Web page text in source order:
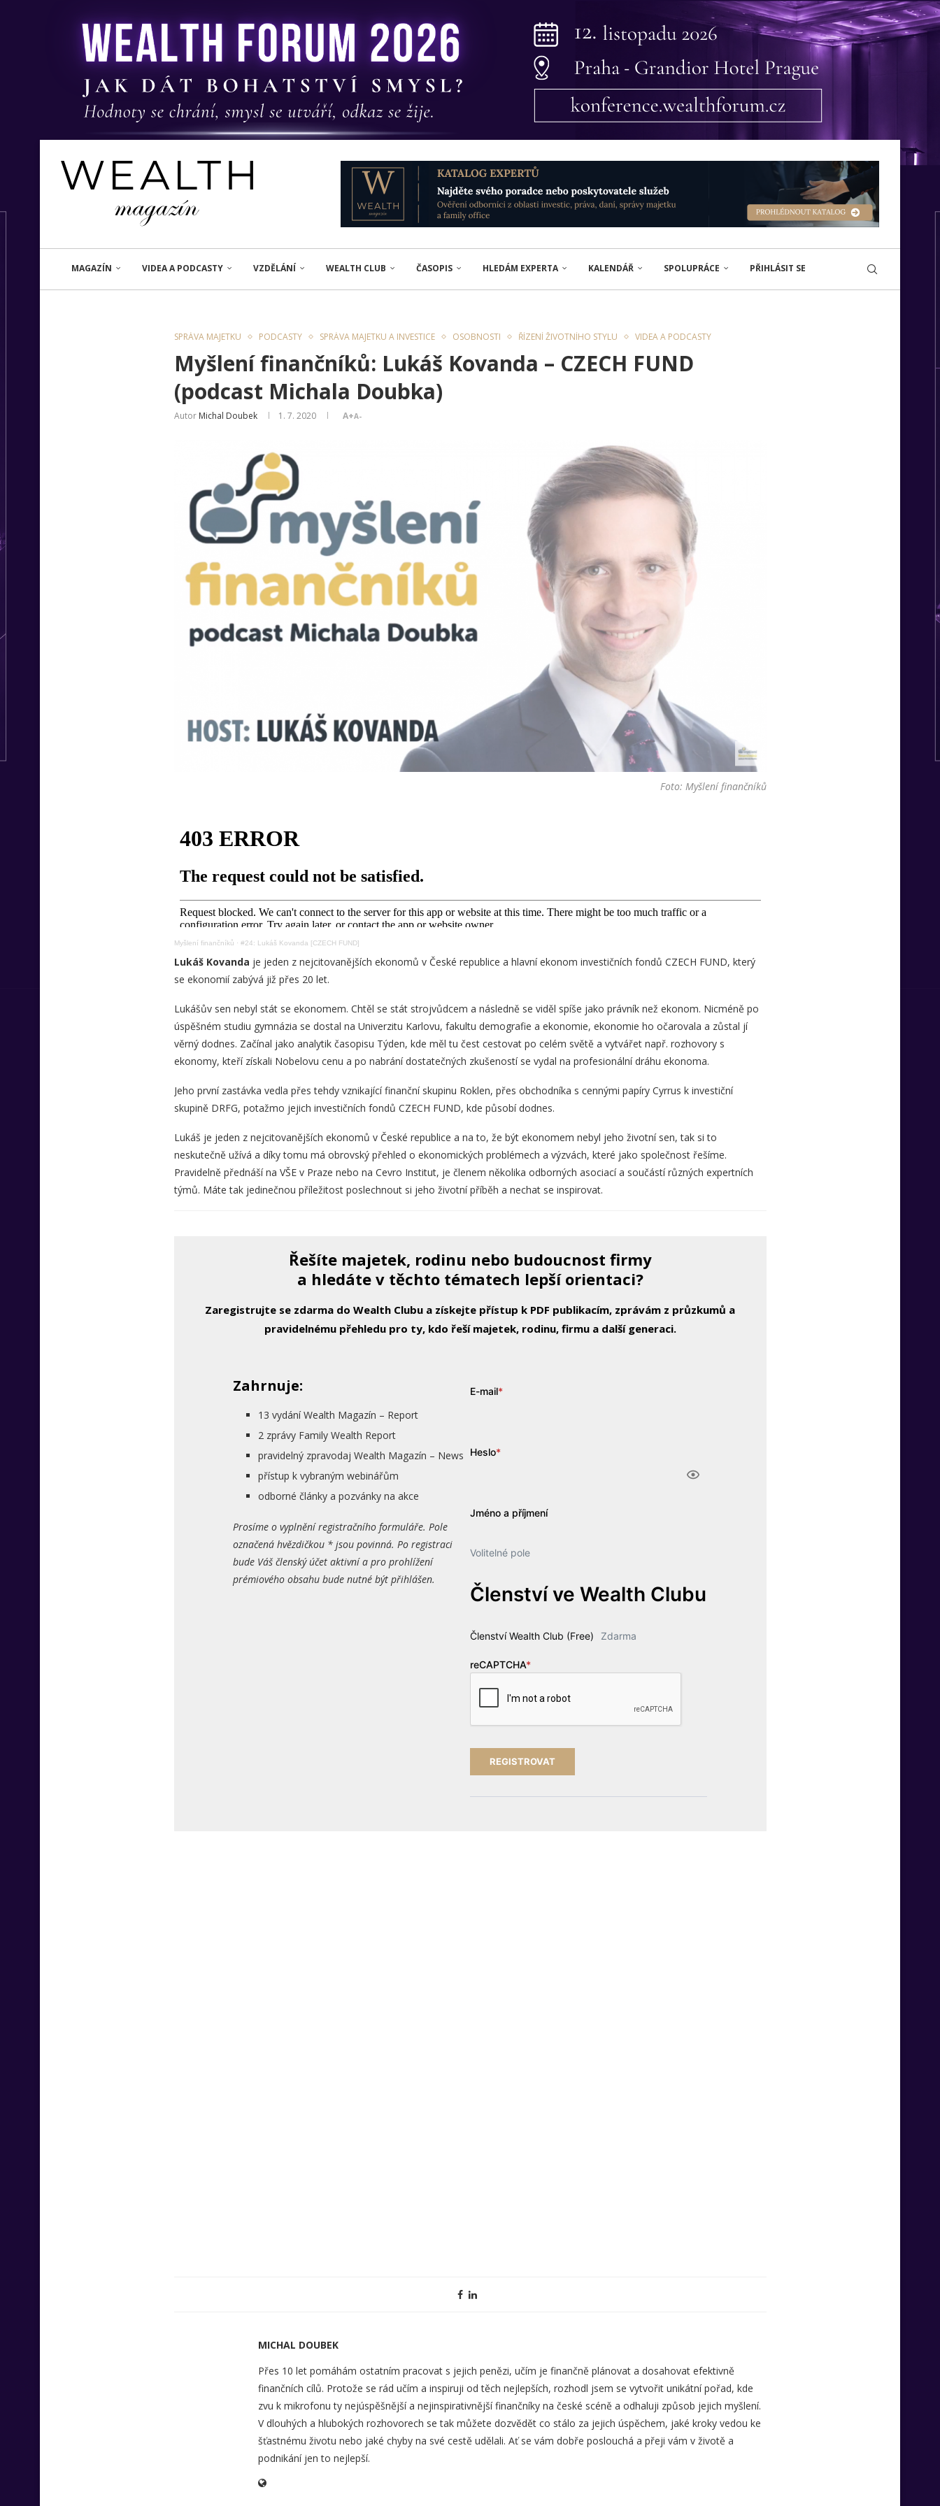
MAGAZÍN VIDEA A PODCASTY VZDĚLÁNÍ WEALTH CLUB ČASOPIS HLEDÁM EXPERTA KALENDÁŘ SPOLUPRÁCE PŘIHLÁSIT SE
SPRÁVA MAJETKU PODCASTY SPRÁVA MAJETKU A INVESTICE OSOBNOSTI ŘÍZENÍ ŽIVOTNÍHO STYLU VIDEA A PODCASTY
Myšlení finančníků: Lukáš Kovanda – CZECH FUND
(podcast Michala Doubka)
Autor Michal Doubek 1. 7. 2020 A+A-
Foto: Myšlení finančníků
Myšlení finančníků · #24: Lukáš Kovanda [CZECH FUND]
Lukáš Kovanda je jeden z nejcitovanějších ekonomů v České republice a hlavní ekonom investičních fondů CZECH FUND, který
se ekonomií zabývá již přes 20 let.
Lukášův sen nebyl stát se ekonomem. Chtěl se stát strojvůdcem a následně se viděl spíše jako právník než ekonom. Nicméně po
úspěšném studiu gymnázia se dostal na Univerzitu Karlovu, fakultu demografie a ekonomie, ekonomie ho očarovala a zůstal jí
věrný dodnes. Začínal jako analytik časopisu Týden, kde měl tu čest cestovat po celém světě a vytvářet např. rozhovory s
ekonomy, kteří získali Nobelovu cenu a po nabrání dostatečných zkušeností se vydal na profesionální dráhu ekonoma.
Jeho první zastávka vedla přes tehdy vznikající finanční skupinu Roklen, přes obchodníka s cennými papíry Cyrrus k investiční
skupině DRFG, potažmo jejich investičních fondů CZECH FUND, kde působí dodnes.
Lukáš je jeden z nejcitovanějších ekonomů v České republice a na to, že být ekonomem nebyl jeho životní sen, tak si to
neskutečně užívá a díky tomu má obrovský přehled o ekonomických problémech a výzvách, které jako společnost řešíme.
Pravidelně přednáší na VŠE v Praze nebo na Cevro Institut, je členem několika odborných asociací a součástí různých expertních
týmů. Máte tak jedinečnou příležitost poslechnout si jeho životní příběh a nechat se inspirovat.
Řešíte majetek, rodinu nebo budoucnost firmy
a hledáte v těchto tématech lepší orientaci?
Zaregistrujte se zdarma do Wealth Clubu a získejte přístup k PDF publikacím, zprávám z průzkumů a
pravidelnému přehledu pro ty, kdo řeší majetek, rodinu, firmu a další generaci.
Zahrnuje:
13 vydání Wealth Magazín – Report
2 zprávy Family Wealth Report
pravidelný zpravodaj Wealth Magazín – News
přístup k vybraným webinářům
odborné články a pozvánky na akce
Prosíme o vyplnění registračního formuláře. Pole
označená hvězdičkou * jsou povinná. Po registraci
bude Váš členský účet aktivní a pro prohlížení
prémiového obsahu bude nutné být přihlášen.
E-mail*
Heslo*
Jméno a příjmení
Volitelné pole
Členství ve Wealth Clubu
Členství Wealth Club (Free) Zdarma
reCAPTCHA*
MICHAL DOUBEK
Přes 10 let pomáhám ostatním pracovat s jejich penězi, učím je finančně plánovat a dosahovat efektivně
finančních cílů. Protože se rád učím a inspiruji od těch nejlepších, rozhodl jsem se vytvořit unikátní pořad, kde
zvu k mikrofonu ty nejúspěšnější a nejinspirativnější finančníky na české scéně a odhaluji způsob jejich myšlení.
V dlouhých a hlubokých rozhovorech se tak můžete dozvědět co stálo za jejich úspěchem, jaké kroky vedou ke
šťastnému životu nebo jaké chyby na své cestě udělali. Ať se vám dobře poslouchá a přeji vám v životě a
podnikání jen to nejlepší.